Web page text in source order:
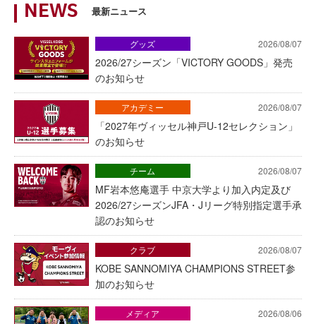
NEWS 最新ニュース
2026/08/07
2026/27シーズン「VICTORY GOODS」発売
のお知らせ
グッズ
2026/08/07
「2027年ヴィッセル神戸U-12セレクション」
のお知らせ
アカデミー
2026/08/07
MF岩本悠庵選手 中京大学より加入内定及び
2026/27シーズンJFA・Jリーグ特別指定選手承
認のお知らせ
チーム
2026/08/07
KOBE SANNOMIYA CHAMPIONS STREET参
加のお知らせ
クラブ
2026/08/06
メディア